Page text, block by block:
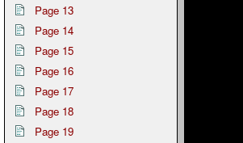
Page 13
Page 14
Page 15
Page 16
Page 17
Page 18
Page 19